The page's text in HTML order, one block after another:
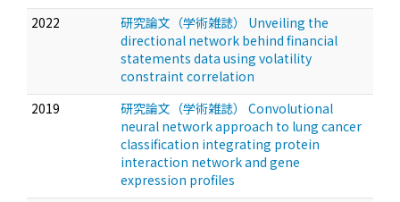
2022
研究論文（学術雑誌） Unveiling the
directional network behind financial
statements data using volatility
constraint correlation
2019
研究論文（学術雑誌） Convolutional
neural network approach to lung cancer
classification integrating protein
interaction network and gene
expression profiles